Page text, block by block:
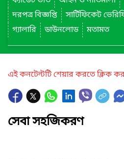
দরপত্র বিজ্ঞপ্তি
সার্টিফিকেট
গ্যালারি
ডাউনলোড মতামত
এই কনটেন্টটি শেয়ার করতে ক্লিক
সেবা সহজিকরণ